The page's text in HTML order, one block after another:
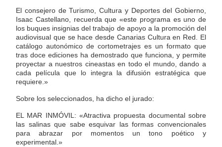
El consejero de Turismo, Cultura y Deportes del Gobierno,
Isaac Castellano, recuerda que «este programa es uno de
los buques insignias del trabajo de apoyo a la promoción del
audiovisual que se hace desde Canarias Cultura en Red. El
catálogo autonómico de cortometrajes es un formato que
tras doce ediciones ha demostrado que funciona, y permite
proyectar a nuestros cineastas en todo el mundo, dando a
cada película que lo integra la difusión estratégica que
requiere.»
Sobre los seleccionados, ha dicho el jurado:
EL MAR INMÓVIL: «Atractiva propuesta documental sobre
las salinas que sabe esquivar las formas convencionales
para abrazar por momentos un tono poético y
experimental.»